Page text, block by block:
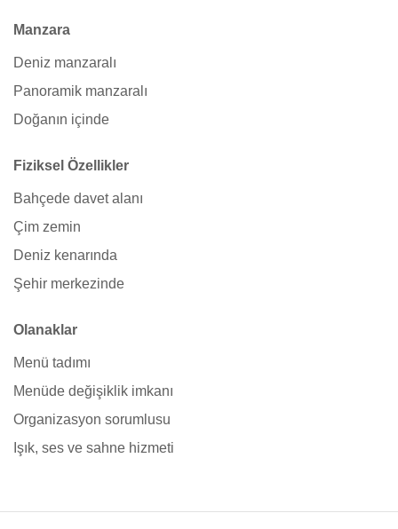
Manzara
Deniz manzaralı
Panoramik manzaralı
Doğanın içinde
Fiziksel Özellikler
Bahçede davet alanı
Çim zemin
Deniz kenarında
Şehir merkezinde
Olanaklar
Menü tadımı
Menüde değişiklik imkanı
Organizasyon sorumlusu
Işık, ses ve sahne hizmeti